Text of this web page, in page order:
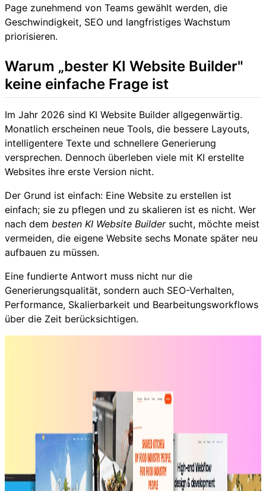
Page zunehmend von Teams gewählt werden, die
Geschwindigkeit, SEO und langfristiges Wachstum
priorisieren.
Warum „bester KI Website Builder"
keine einfache Frage ist
Im Jahr 2026 sind KI Website Builder allgegenwärtig.
Monatlich erscheinen neue Tools, die bessere Layouts,
intelligentere Texte und schnellere Generierung
versprechen. Dennoch überleben viele mit KI erstellte
Websites ihre erste Version nicht.
Der Grund ist einfach: Eine Website zu erstellen ist
einfach; sie zu pflegen und zu skalieren ist es nicht. Wer
nach dem besten KI Website Buildersucht, möchte meist
vermeiden, die eigene Website sechs Monate später neu
aufbauen zu müssen.
Eine fundierte Antwort muss nicht nur die
Generierungsqualität, sondern auch SEO-Verhalten,
Performance, Skalierbarkeit und Bearbeitungsworkflows
über die Zeit berücksichtigen.